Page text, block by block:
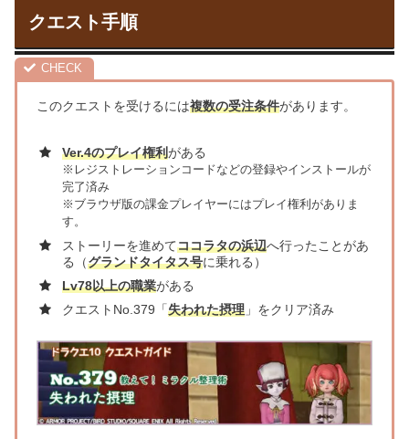
クエスト手順
このクエストを受けるには複数の受注条件があります。
Ver.4のプレイ権利がある
※レジストレーションコードなどの登録やインストールが
完了済み
※ブラウザ版の課金プレイヤーにはプレイ権利がありま
す。
ストーリーを進めてココラタの浜辺へ行ったことがあ
る（グランドタイタス号に乗れる）
Lv78以上の職業がある
クエストNo.379「失われた摂理 」をクリア済み